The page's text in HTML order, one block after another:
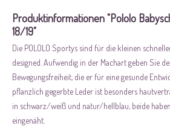
Produktinformationen "Pololo
18/19"
Die POLOLO Sportys sind für die kleinen
designed. Aufwendig in der Machart geben Sie
Bewegungsfreiheit, die er für eine gesunde
pflanzlich gegerbte Leder ist besonders
in schwarz/weiß und natur/hellblau, beide
eingenäht.